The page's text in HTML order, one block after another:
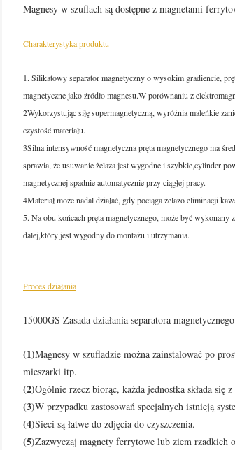
Magnesy w szuflach są dostępne z magnetami
Charakterystyka produktu
1. Silikatowy separator magnetyczny o wysokim gradiencie,
magnetyczne jako źródło magnesu.W porównaniu z
2Wykorzystując siłę supermagnetyczną, wyróżnia maleńkie
czystość materiału.
3Silna intensywność magnetyczna pręta magnetycznego ma
sprawia, że usuwanie żelaza jest wygodne i szybkie,cylinder
magnetycznej spadnie automatycznie przy ciągłej pracy.
4Materiał może nadal działać, gdy pociąga żelazo eliminacji
5. Na obu końcach pręta magnetycznego, może być
dalej,który jest wygodny do montażu i utrzymania.
Proces działania
15000GS Zasada działania separatora
(1)Magnesy w szufladzie można zainstalować po
mieszarki itp.
(2)Ogólnie rzecz biorąc, każda jednostka składa się
(3)W przypadku zastosowań specjalnych istnieją
(4)Sieci są łatwe do zdjęcia do czyszczenia.
(5)Zazwyczaj magnety ferrytowe lub ziem rzadkich